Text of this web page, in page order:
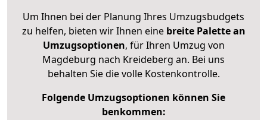
Um Ihnen bei der Planung Ihres Umzugsbudgets
zu helfen, bieten wir Ihnen eine breite Palette an
Umzugsoptionen, für Ihren Umzug von
Magdeburg nach Kreideberg an. Bei uns
behalten Sie die volle Kostenkontrolle.
Folgende Umzugsoptionen können Sie
benkommen: